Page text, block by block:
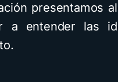
presentamos
a entender las